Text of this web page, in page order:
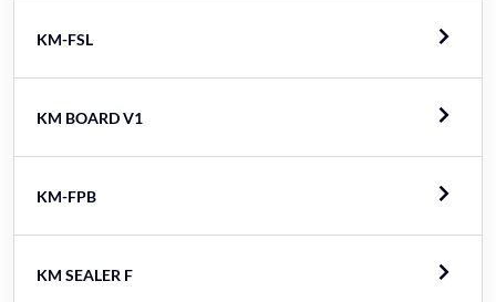
KM-FSL
KM BOARD V1
KM-FPB
KM SEALER F